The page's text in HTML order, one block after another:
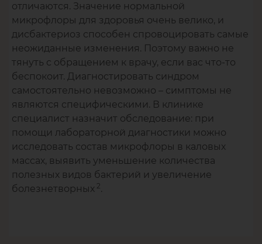
отличаются. Значение нормальной
микрофлоры для здоровья очень велико, и
дисбактериоз способен спровоцировать самые
неожиданные изменения. Поэтому важно не
тянуть с обращением к врачу, если вас что-то
беспокоит. Диагностировать синдром
самостоятельно невозможно – симптомы не
являются специфическими. В клинике
специалист назначит обследование: при
помощи лабораторной диагностики можно
исследовать состав микрофлоры в каловых
массах, выявить уменьшение количества
полезных видов бактерий и увеличение
болезнетворных 2.